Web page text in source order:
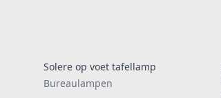
Solere op voet tafellamp
Bureaulampen